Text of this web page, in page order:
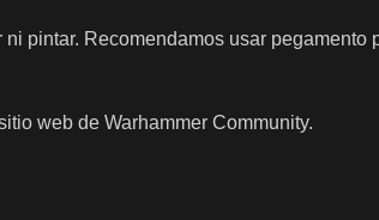
pintar. Recomendamos usar pegamento
web de Warhammer Community.